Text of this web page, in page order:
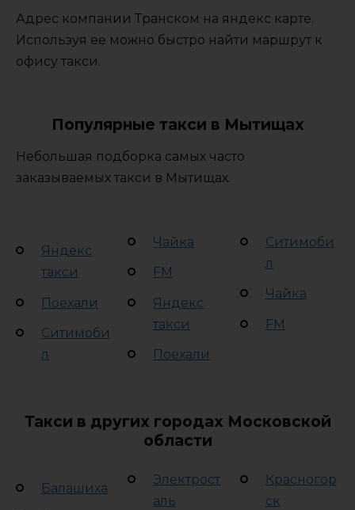
Адрес компании Транском на яндекс карте.
Используя ее можно быстро найти маршрут к
офису такси.
Популярные такси в Мытищах
Небольшая подборка самых часто
заказываемых такси в Мытищах.
Яндекс
такси
Поехали
Ситимоби
л
Чайка
FM
Яндекс
такси
Поехали
Ситимоби
л
Чайка
FM
Такси в других городах Московской
области
Балашиха
Электрост
аль
Красногор
ск